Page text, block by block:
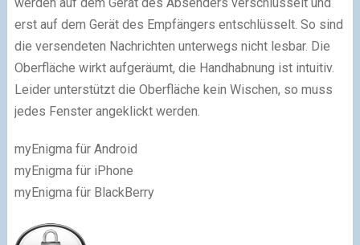
erst auf dem Gerät des Empfängers entschlüsselt. So sind
die versendeten Nachrichten unterwegs nicht lesbar. Die
Oberfläche wirkt aufgeräumt, die Handhabnung ist intuitiv.
Leider unterstützt die Oberfläche kein Wischen, so muss
jedes Fenster angeklickt werden.
myEnigma für Android
myEnigma für iPhone
myEnigma für BlackBerry